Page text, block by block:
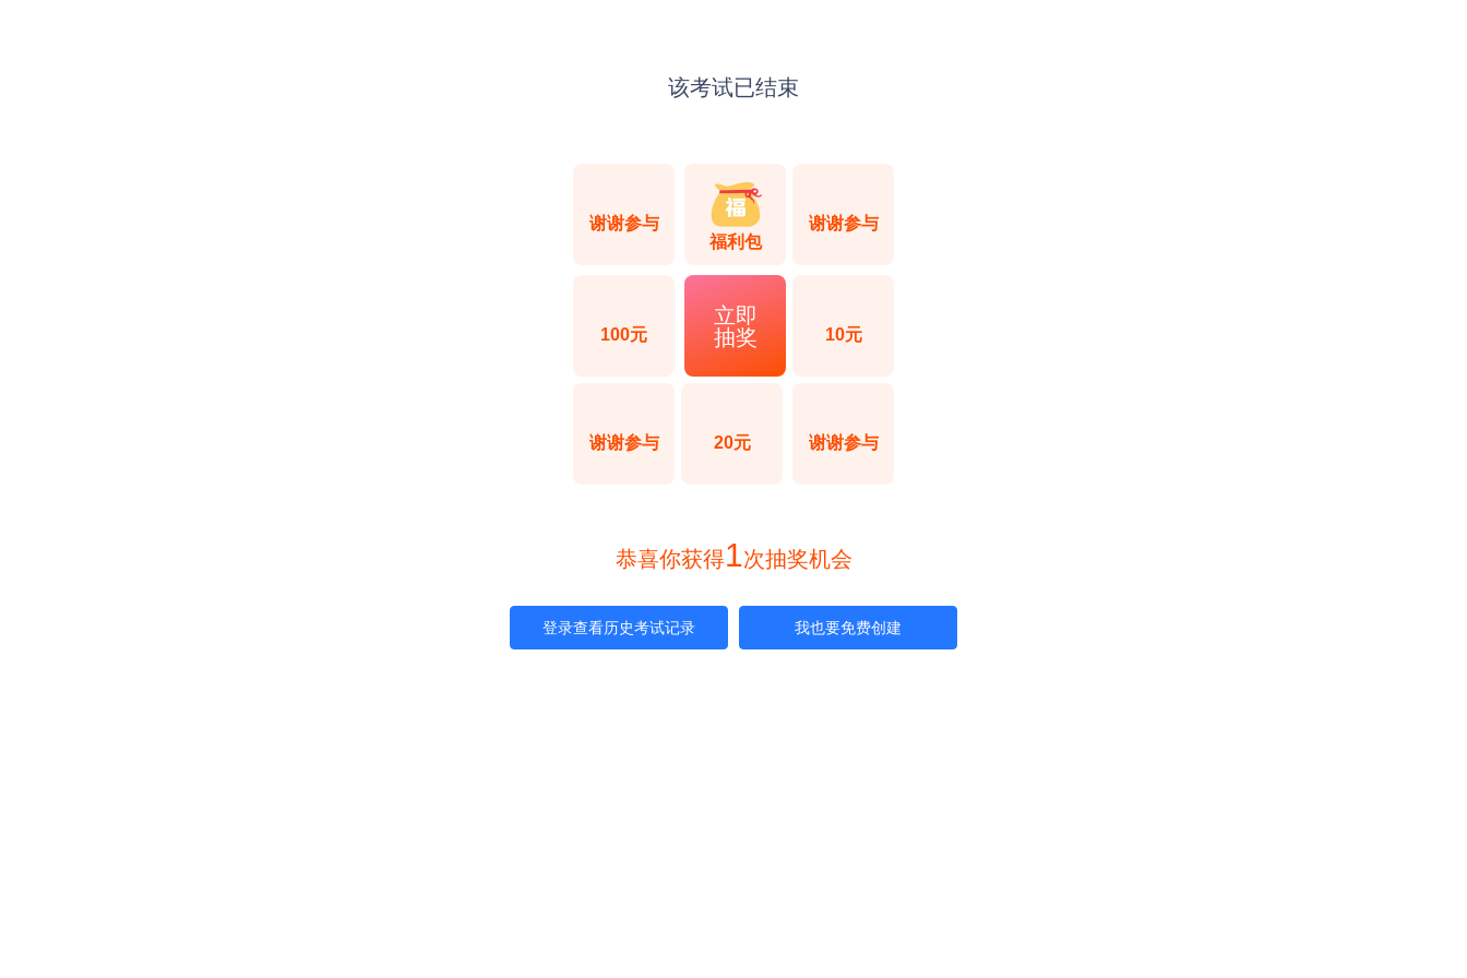
该考试已结束
谢谢参与
福利包
谢谢参与
10元
谢谢参与
20元
谢谢参与
100元
立即
抽奖
恭喜你获得1次抽奖机会
登录查看历史考试记录 我也要免费创建